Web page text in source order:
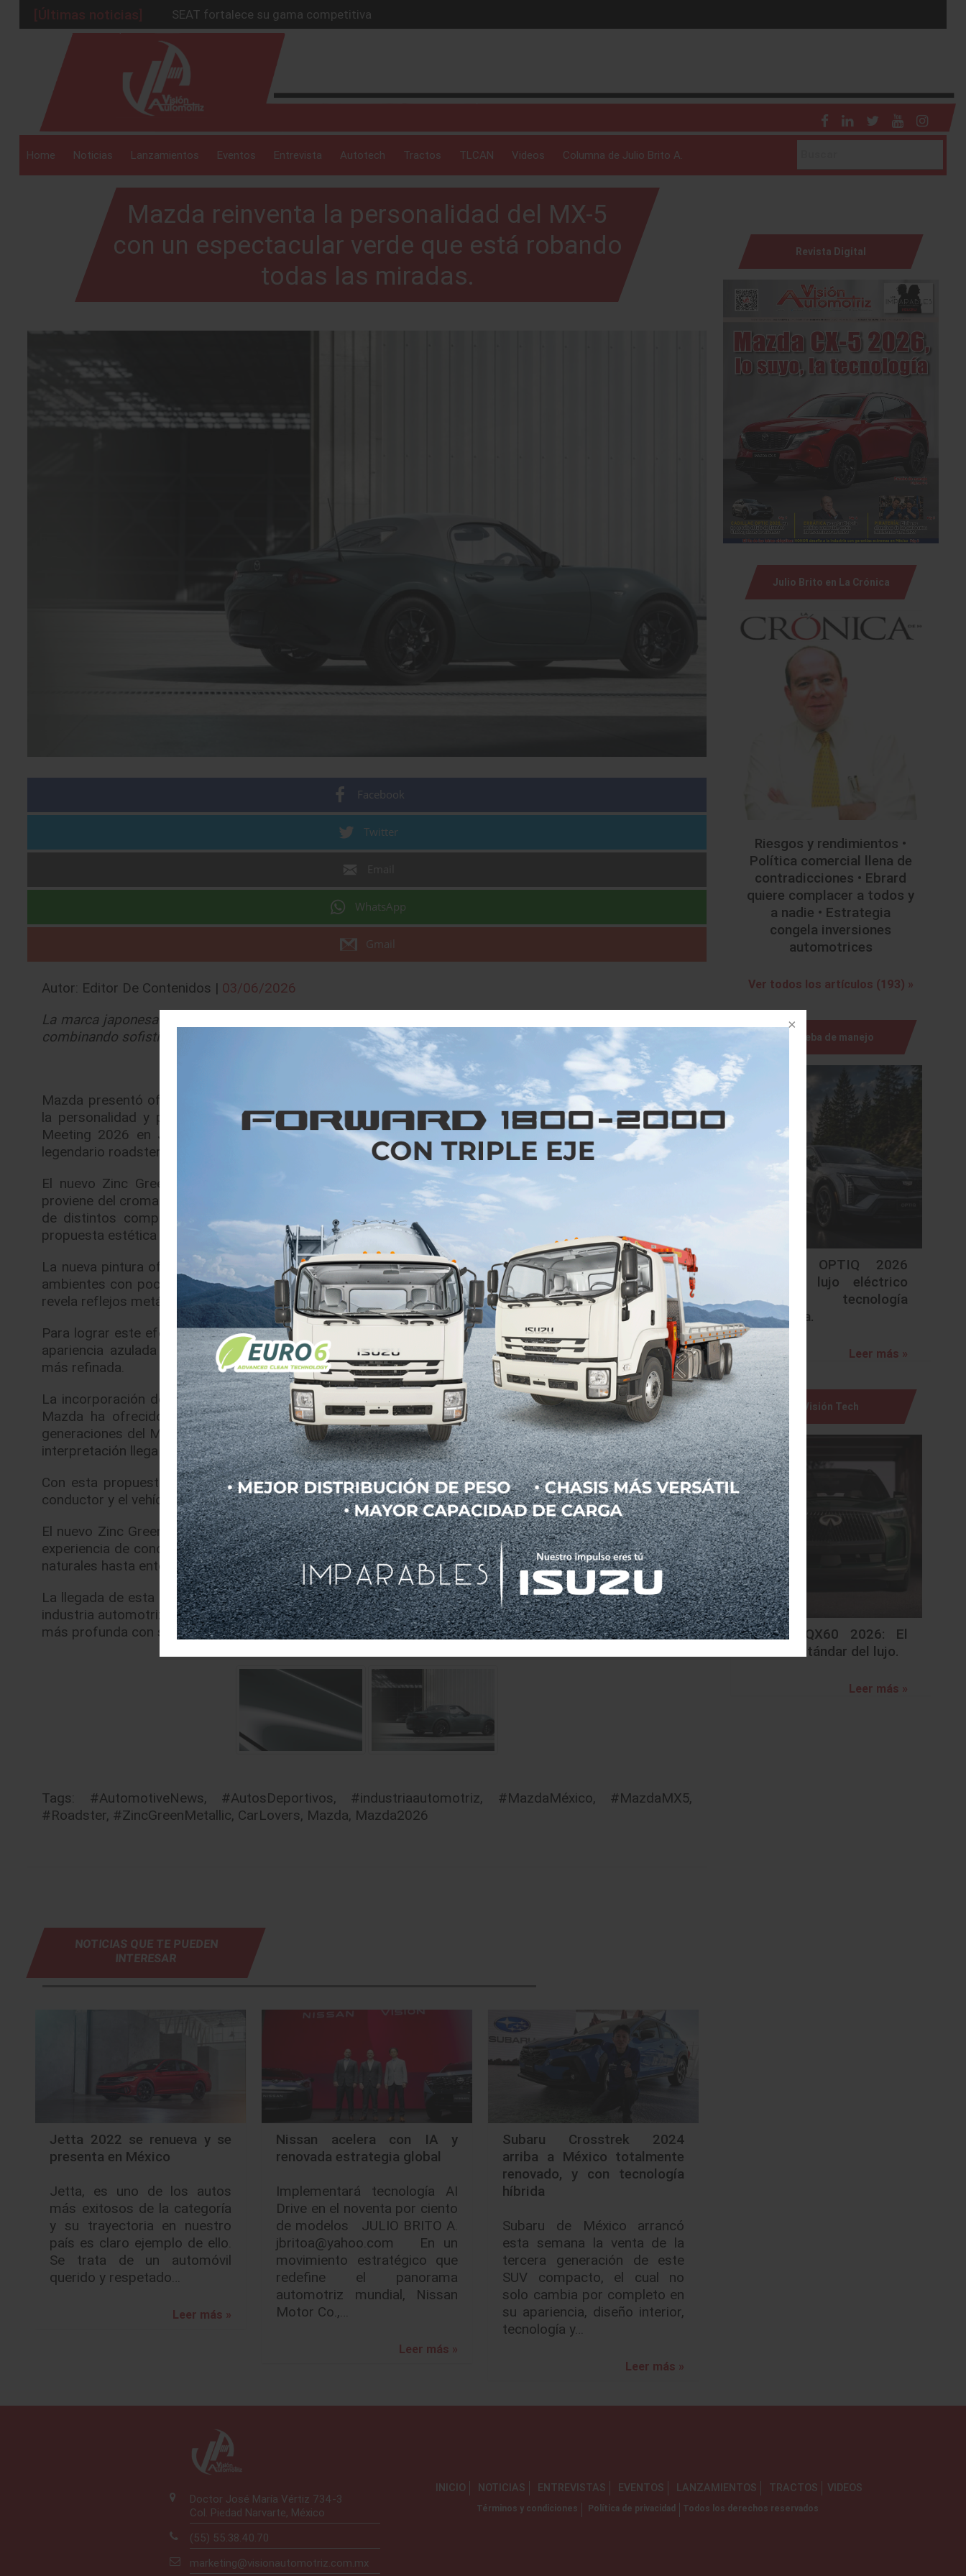
[Últimas noticias]
SEAT fortalece su gama competitiva
GM imagina el futuro con nuevo estudio y Hummer
JETOUR y SOUEAST aceleran la revolución híbrida en México.
Mazda reinventa la personalidad del MX-5 con un espectacular verde que está robando todas las miradas.
Mazda CX-5 Signature: la tecnología sustituyó a los ojos
Home Noticias Lanzamientos Eventos Entrevista Autotech Tractos TLCAN Videos Columna de Julio Brito A.
Mazda reinventa la personalidad del MX-5
con un espectacular verde que está robando
todas las miradas.
Facebook
Twitter
WhatsApp
Gmail
Autor: Editor De Contenidos | 03/06/2026
La marca japonesa presenta una nueva tonalidad para el Mazda MX-5 inspirada en materiales industriales,
combinando sofisticación, deportividad y una fuerte conexión con la naturaleza.
Mazda presentó oficialmente el nuevo color Zinc Green Metallic, una tonalidad desarrollada para reforzar
la personalidad y presencia del icónico Mazda MX-5. La presentación se realizó durante el Karuizawa
Meeting 2026 en Japón, uno de los eventos más importantes para la comunidad de entusiastas del
legendario roadster.
El nuevo Zinc Green Metallic destaca por combinar robustez, elegancia y modernidad. Su inspiración
proviene del cromato de zinc, un recubrimiento industrial utilizado para mejorar la resistencia y durabilidad
de distintos componentes metálicos. Mazda tomó esta referencia técnica para transformarla en una
propuesta estética capaz de transmitir carácter y sofisticación.
La nueva pintura ofrece distintas expresiones visuales dependiendo de las condiciones de iluminación. En
ambientes con poca luz proyecta una apariencia sólida y poderosa, mientras que bajo iluminación intensa
revela reflejos metálicos que resaltan las líneas esculturales características del Mazda MX-5.
Para lograr este efecto, Mazda desarrolló una formulación especial que incorpora partículas metálicas de
apariencia azulada cuidadosamente alineadas, generando una profundidad visual única y una presencia
más refinada.
La incorporación de Zinc Green Metallic también responde a la demanda de los seguidores de la marca.
Mazda ha ofrecido diversas tonalidades verdes a lo largo de su historia, especialmente en distintas
generaciones del MX-5, obteniendo una gran aceptación entre clientes y coleccionistas. Ahora, esta nueva
interpretación llega por primera vez a la cuarta generación del modelo.
Con esta propuesta, Mazda reafirma su filosofía de diseño centrada en la conexión emocional entre el
conductor y el vehículo, ofreciendo una alternativa que combina innovación, diseño y exclusividad.
El nuevo Zinc Green Metallic no solo busca destacar en las calles y carreteras, sino también enriquecer la
experiencia de conducción mediante un color capaz de adaptarse a diferentes escenarios, desde paisajes
naturales hasta entornos urbanos, convirtiendo cada trayecto en una experiencia visual única.
La llegada de esta nueva tonalidad confirma la apuesta de Mazda por seguir diferenciándose dentro de la
industria automotriz mediante detalles que fortalecen la identidad de sus vehículos y generan una conexión
más profunda con sus usuarios.
Tags: #AutomotiveNews, #AutosDeportivos, #industriaautomotriz, #MazdaMéxico, #MazdaMX5,
#Roadster, #ZincGreenMetallic, CarLovers, Mazda, Mazda2026
NOTICIAS QUE TE PUEDEN
INTERESAR
Jetta 2022 se renueva y se
presenta en México
Jetta, es uno de los autos
más exitosos de la categoría
y su trayectoria en nuestro
país es claro ejemplo de ello.
Se trata de un automóvil
querido y respetado…
Leer más »
Nissan acelera con IA y
renovada estrategia global
Implementará tecnología AI
Drive en el noventa por ciento
de modelos JULIO BRITO A.
jbritoa@yahoo.com En un
movimiento estratégico que
redefine el panorama
automotriz mundial, Nissan
Motor Co.,…
Leer más »
Subaru Crosstrek 2024
arriba a México totalmente
renovado, y con tecnología
híbrida
Subaru de México arrancó
esta semana la venta de la
tercera generación de este
SUV compacto, el cual no
solo cambia por completo en
su apariencia, diseño interior,
tecnología y…
Leer más »
Revista Digital
Julio Brito en La Crónica
Riesgos y rendimientos •
Política comercial llena de
contradicciones • Ebrard
quiere complacer a todos y
a nadie • Estrategia
congela inversiones
automotrices
Ver todos los artículos (193) »
Prueba de manejo
Cadillac OPTIQ 2026
redefine lujo eléctrico
con tecnología
avanzada.
Leer más »
Visión Tech
Infiniti QX60 2026: El
nuevo estándar del lujo.
Leer más »
Doctor José María Vértiz 734-3
Col. Piedad Narvarte, México
(55) 55.38.40.70
marketing@visionautomotriz.com.mx
INICIO NOTICIAS ENTREVISTAS EVENTOS LANZAMIENTOS TRACTOS VIDEOS
Términos y condiciones Política de privacidad Todos los derechos reservados